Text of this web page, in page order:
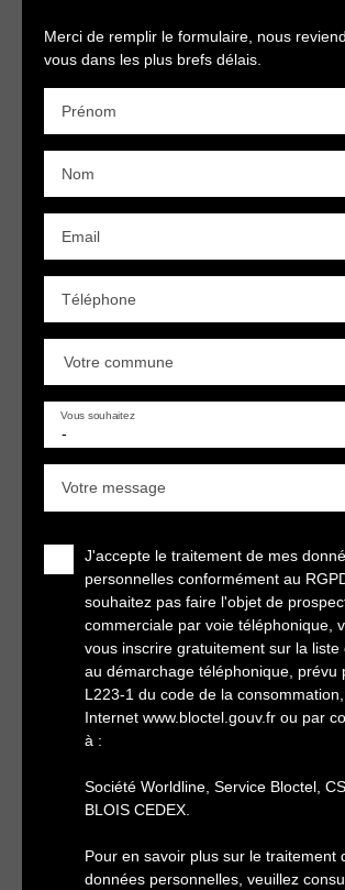
Merci de remplir le formulaire, nous
vous dans les plus brefs délais.
Prénom
Nom
Email
Téléphone
Votre commune
-
Vous souhaitez
Votre message
J'accepte le traitement de mes
personnelles conformément au
souhaitez pas faire l'objet de
commerciale par voie téléphonique,
vous inscrire gratuitement sur la liste
au démarchage téléphonique, prévu
L223-1 du code de la
Internet www.bloctel.gouv.fr ou par
à :
Société Worldline, Service Bloctel,
BLOIS CEDEX.
Pour en savoir plus sur le traitement
données personnelles, veuillez